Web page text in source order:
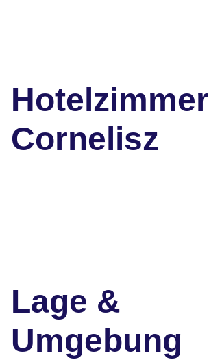
Hotelzimmer
Cornelisz
Lage &
Umgebung